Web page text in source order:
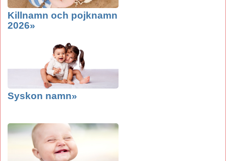
Killnamn och pojknamn
2026»
Syskon namn»